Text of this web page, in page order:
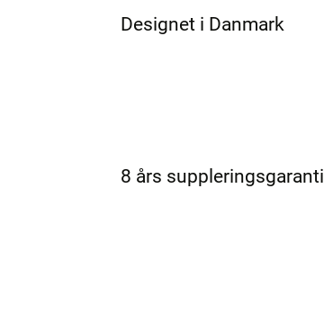
Designet i Danmark
8 års suppleringsgaranti